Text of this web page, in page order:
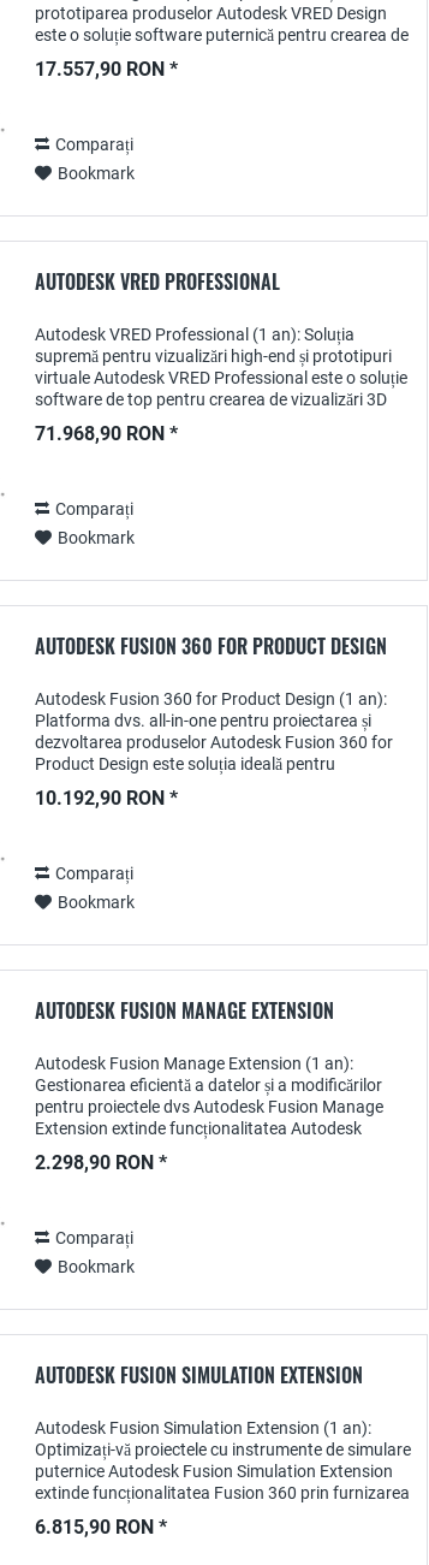
prototiparea produselor Autodesk VRED Design
este o soluție software puternică pentru crearea de
17.557,90 RON *
Comparați
Bookmark
AUTODESK VRED PROFESSIONAL
Autodesk VRED Professional (1 an): Soluția
supremă pentru vizualizări high-end și prototipuri
virtuale Autodesk VRED Professional este o soluție
software de top pentru crearea de vizualizări 3D
71.968,90 RON *
Comparați
Bookmark
AUTODESK FUSION 360 FOR PRODUCT DESIGN
Autodesk Fusion 360 for Product Design (1 an):
Platforma dvs. all-in-one pentru proiectarea și
dezvoltarea produselor Autodesk Fusion 360 for
Product Design este soluția ideală pentru
10.192,90 RON *
Comparați
Bookmark
AUTODESK FUSION MANAGE EXTENSION
Autodesk Fusion Manage Extension (1 an):
Gestionarea eficientă a datelor și a modificărilor
pentru proiectele dvs Autodesk Fusion Manage
Extension extinde funcționalitatea Autodesk
pentru...
2.298,90 RON *
Comparați
Bookmark
AUTODESK FUSION SIMULATION EXTENSION
Autodesk Fusion Simulation Extension (1 an):
Optimizați-vă proiectele cu instrumente de simulare
puternice Autodesk Fusion Simulation Extension
extinde funcționalitatea Fusion 360 prin furnizarea
6.815,90 RON *